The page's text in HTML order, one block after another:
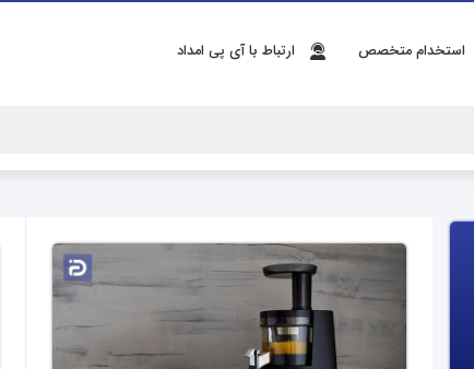
استخدام متخصص ارتباط با آی پی امداد